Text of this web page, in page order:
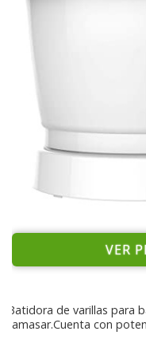
VER
Batidora de varillas para
amasar.Cuenta con